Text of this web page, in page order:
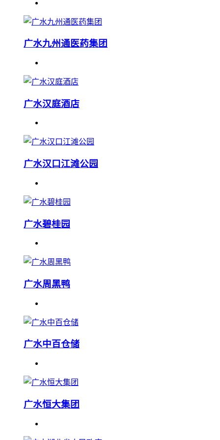
广水九州通医药集团
广水汉庭酒店
广水汉口江滩公园
广水碧桂园
广水周黑鸭
广水中百仓储
广水恒大集团